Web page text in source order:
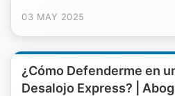
03 MAY 2025
¿Cómo Defenderme en
Desalojo Express? |